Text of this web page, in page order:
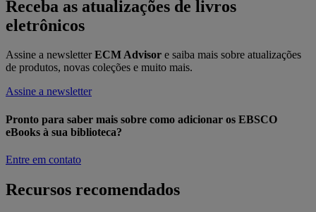
Receba as atualizações de livros
eletrônicos
Assine a newsletterECM Advisor e saiba mais sobre atualizações
de produtos, novas coleções e muito mais.
Assine a newsletter
Pronto para saber mais sobre como adicionar os EBSCO
eBooks à sua biblioteca?
Entre em contato
Recursos recomendados